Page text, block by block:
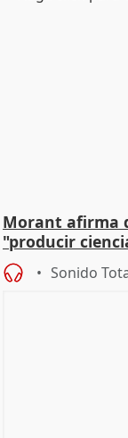
Morant afirma
"producir
Sonido